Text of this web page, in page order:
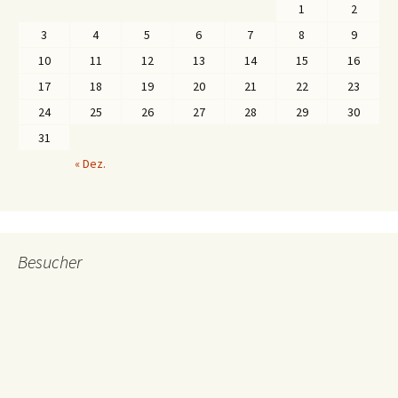
1
2
3
4 5 6 7 8
9
10
11 12 13 14 15
16
17
18 19 20 21 22
23
24
25 26 27 28 29
30
31
« Dez.
Besucher